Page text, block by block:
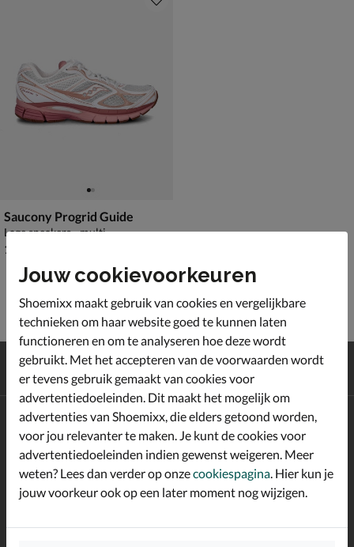
Saucony Progrid Guide
Lage sneakers - multi
€ 139,99
139
Gratisverzending en retour*
Achterafbetalen
Altijd op de hoogte zijn?
Schrijf je in voor de Shoemixx nieuwsbrief en ontvang €10,-
welkomstkorting!
Inschrijven
Jouw cookievoorkeuren
Shoemixx maakt gebruik van cookies en vergelijkbare
technieken om haar website goed te kunnen laten
functioneren en om te analyseren hoe deze wordt
gebruikt. Met het accepteren van de voorwaarden wordt
er tevens gebruik gemaakt van cookies voor
advertentiedoeleinden. Dit maakt het mogelijk om
advertenties van Shoemixx, die elders getoond worden,
voor jou relevanter te maken. Je kunt de cookies voor
advertentiedoeleinden indien gewenst weigeren. Meer
weten? Lees dan verder op onzecookiespagina. Hier kun je
jouw voorkeur ook op een later moment nog wijzigen.